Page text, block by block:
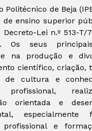
Politécnico de Beja
de ensino superior
Decreto-Lei n.º 513-T/
Os seus
na produção e
científico, criação,
de cultura e
profissional,
orientada e
especialmente
profissional e